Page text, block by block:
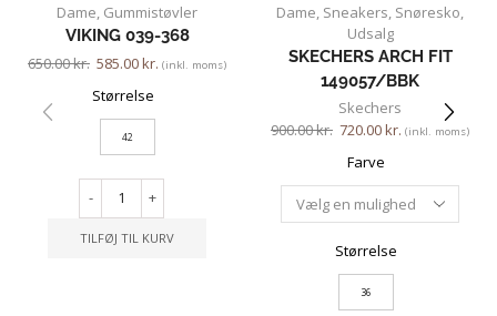
Dame Gummistøvler
VIKING 039-368
650.00kr. 585.00kr. (inkl. moms)
Størrelse
42
- +
TILFØJ TIL KURV
Dame Sneakers Snøresko
Udsalg
SKECHERS ARCH FIT
149057/BBK
Skechers
900.00kr. 720.00kr. (inkl. moms)
Farve
Størrelse
36